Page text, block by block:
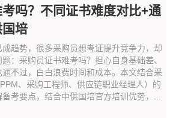
吗？不同证书难度对比+通
培
趋势，很多采购员想考证提升竞争力，却
：采购员证书难考吗？担心自身基础差、
不过，白白浪费时间和成本。本文结合采
、采购工程师、供应链职业经理人）的
考要点，结合中供国培官方培训优势，...